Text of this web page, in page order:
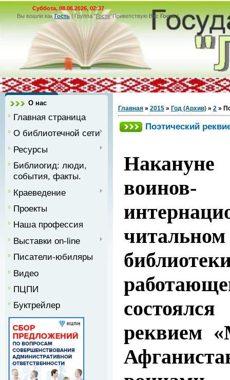
Суббота, 08.08.2026, 02:37
Вы вошли как Гость|Группа"Гости"Приветствую Вас Гость|
О нас
Главная страница
О библиотечной сети
Ресурсы
Библиогид: люди,
события, факты.
Краеведение
Проекты
Наша профессия
Выставки on-line
Писатели-юбиляры
Видео
ПЦПИ
Буктрейлер
Главная » 2015 » Год (Архив) » 2 »
Поэтический
воинов-
реквием